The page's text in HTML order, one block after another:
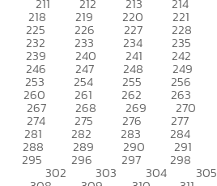
211 212 213 214
218 219 220 221
225 226 227 228
232 233 234 235
239 240 241 242
246 247 248 249
253 254 255 256
260 261 262 263
267 268 269 270
274 275 276 277
281 282 283 284
288 289 290 291
295 296 297 298
302 303 304 305